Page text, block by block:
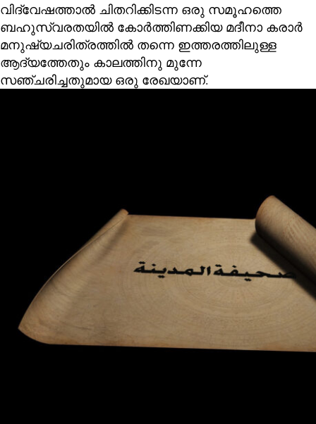
വിദ്വേഷത്താല്‍ ചിതറിക്കിടന്ന ഒരു സമൂഹത്തെ
ബഹുസ്വരതയില്‍ കോര്‍ത്തിണക്കിയ മദീനാ കരാർ
മനുഷ്യചരിത്രത്തില്‍ തന്നെ ഇത്തരത്തിലുള്ള
ആദ്യത്തേതും കാലത്തിനു മുന്നേ
സഞ്ചരിച്ചതുമായ ഒരു രേഖയാണ്.